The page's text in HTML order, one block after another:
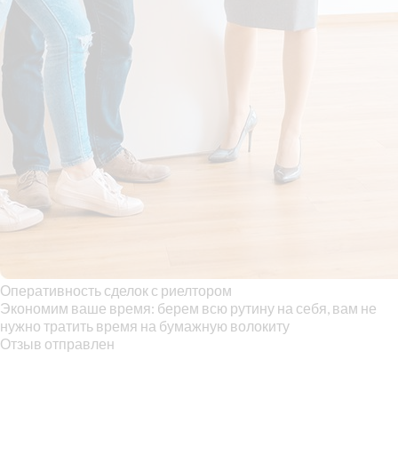
Оперативность сделок с риелтором
Экономим ваше время: берем всю рутину на себя, вам не
нужно тратить время на бумажную волокиту
Отзыв отправлен